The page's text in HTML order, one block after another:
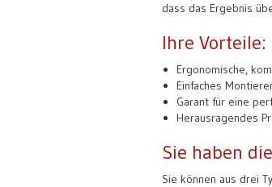
dass das Ergebnis
Ihre Vorteile:
Ergonomische,
Einfaches
Garant für eine
Herausragendes
Sie haben
Sie können aus drei